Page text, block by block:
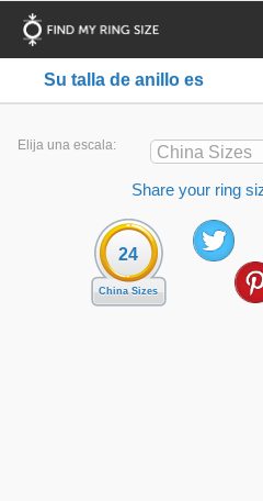
Su talla de anillo es
Elija una escala: China Sizes
Share your ring
24
China Sizes